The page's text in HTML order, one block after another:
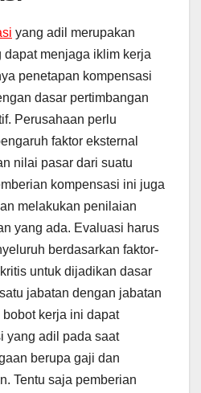
yang adil merupakan
dapat menjaga iklim kerja
penetapan kompensasi
dasar pertimbangan
Perusahaan perlu
faktor eksternal
nilai pasar dari suatu
kompensasi ini juga
melakukan penilaian
yang ada. Evaluasi harus
berdasarkan faktor-
untuk dijadikan dasar
jabatan dengan jabatan
kerja ini dapat
yang adil pada saat
berupa gaji dan
Tentu saja pemberian